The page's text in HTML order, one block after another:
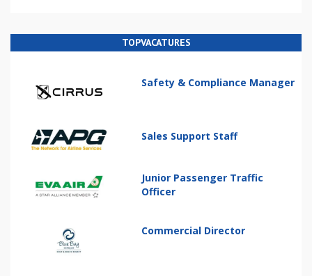
TOPVACATURES
Safety & Compliance Manager
Sales Support Staff
Junior Passenger Traffic
Officer
Commercial Director